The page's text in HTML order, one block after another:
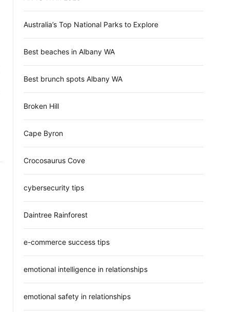
e
Australia’s Top National Parks to Explore
Best beaches in Albany WA
Best brunch spots Albany WA
Broken Hill
Cape Byron
Crocosaurus Cove
cybersecurity tips
Daintree Rainforest
e-commerce success tips
emotional intelligence in relationships
emotional safety in relationships